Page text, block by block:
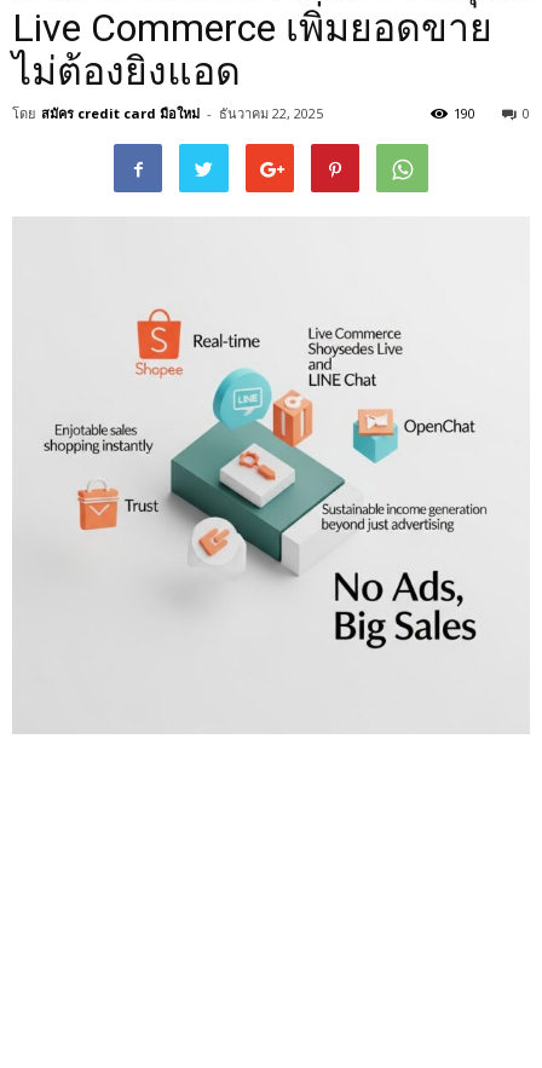
Live Commerce เพิ่มยอดขาย
ไม่ต้องยิงแอด
โดย สมัคร credit card มือใหม่ - ธันวาคม 22, 2025 0
190